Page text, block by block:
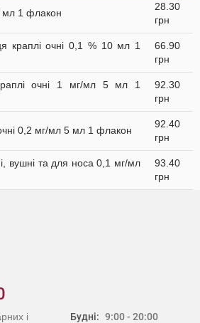
мл 1 флакон
28.30
грн
краплі очні 0,1 % 10 мл 1
66.90
грн
очні 1 мг/мл 5 мл 1
92.30
грн
0,2 мг/мл 5 мл 1 флакон
92.40
грн
вушні та для носа 0,1 мг/мл
93.40
грн
Будні: 9:00 - 20:00
і